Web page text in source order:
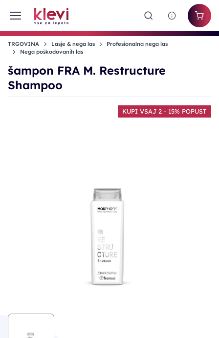
TRGOVINA Lasje & nega las
Profesionalna nega las
Nega poškodovanih las
šampon FRA M. Restructure
Shampoo
KUPI VSAJ 2 - 15% POPUST